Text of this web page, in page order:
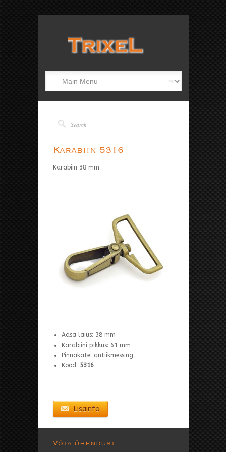
Karabiin 5316
Karabiin 38 mm
Aasa laius: 38 mm
Karabiini pikkus: 61 mm
Pinnakate: antiikmessing
Kood: 5316
Lisainfo
Võta ühendust